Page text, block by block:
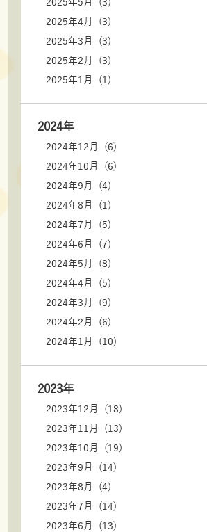
2025年4月 (3)
2025年3月 (3)
2025年2月 (3)
2025年1月 (1)
2024年
2024年12月 (6)
2024年10月 (6)
2024年9月 (4)
2024年8月 (1)
2024年7月 (5)
2024年6月 (7)
2024年5月 (8)
2024年4月 (5)
2024年3月 (9)
2024年2月 (6)
2024年1月 (10)
2023年
2023年12月 (18)
2023年11月 (13)
2023年10月 (19)
2023年9月 (14)
2023年8月 (4)
2023年7月 (14)
2023年6月 (13)